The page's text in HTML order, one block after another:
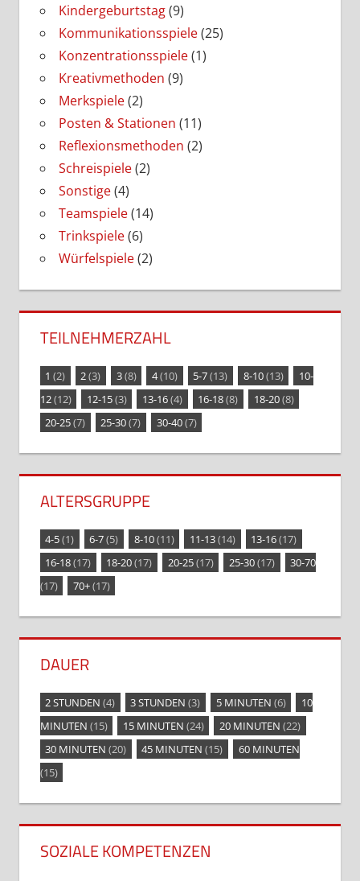
Kindergeburtstag(9)
Kommunikationsspiele(25)
Konzentrationsspiele(1)
Kreativmethoden (9)
Merkspiele(2)
Posten & Stationen (11)
Reflexionsmethoden (2)
Schreispiele(2)
Sonstige(4)
Teamspiele(14)
Trinkspiele(6)
Würfelspiele(2)
TEILNEHMERZAHL
1 (2) 2(3) 3(8) 4(10) 5-7(13) 8-10(13)
10-
12(12) 12-15(3) 13-16(4) 16-18(8) 18-20(8)
20-25(7) 25-30(7) 30-40(7)
ALTERSGRUPPE
4-5(1) 6-7(5) 8-10(11) 11-13(14) 13-16(17)
16-18(17) 18-20(17) 20-25(17) 25-30(17)
30-70
(17)
70+(17)
DAUER
2 STUNDEN (4) 3 STUNDEN (3) 5 MINUTEN (6)
10
MINUTEN (15) 15 MINUTEN (24) 20 MINUTEN (22)
30 MINUTEN (20) 45 MINUTEN (15)
60 MINUTEN
(15)
SOZIALE KOMPETENZEN